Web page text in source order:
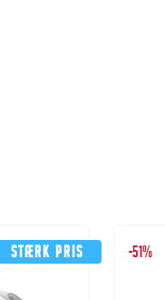
Stærk pris -51%